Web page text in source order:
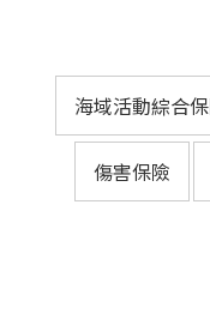
海域活動綜合
傷害保險